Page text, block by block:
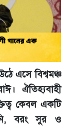
এসে বিশ্বমঞ্চ
ঐতিহ্যবাহী
কেবল একটি
বরং সুর ও